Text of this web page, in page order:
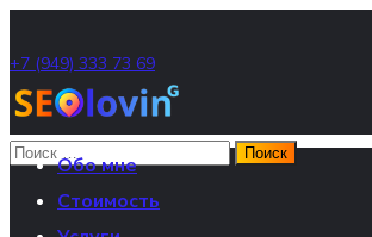
+7 (949) 333 73 69
Обо мне
Стоимость